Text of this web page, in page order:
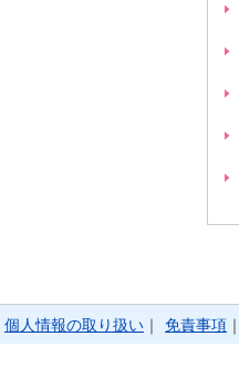
個人情報の取り扱い ｜ 免責事項 ｜